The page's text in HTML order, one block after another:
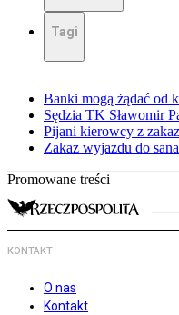
Tagi
Banki mogą żądać od
Sędzia TK Sławomir
Pijani kierowcy z
Zakaz wyjazdu do
Promowane treści
KONTAKT
O nas
Kontakt